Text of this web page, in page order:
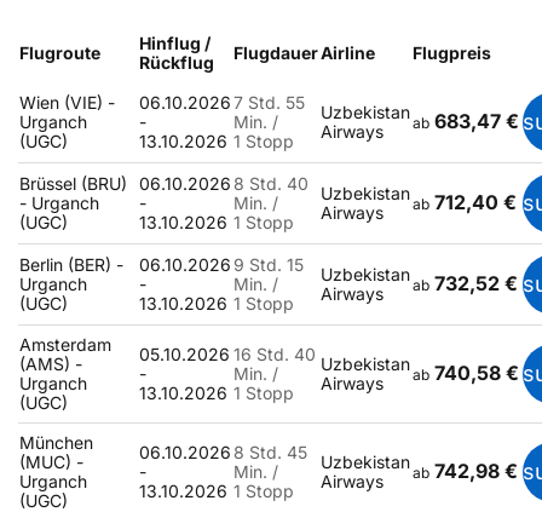
Flugroute
Hinflug /
Rückflug
FlugdauerAirline Flugpreis
Wien (VIE) -
Urganch
(UGC)
06.10.2026
-
13.10.2026
7 Std. 55
Min. /
1 Stopp
Uzbekistan
Airways
ab 683,47 €
Brüssel (BRU)
- Urganch
(UGC)
06.10.2026
-
13.10.2026
8 Std. 40
Min. /
1 Stopp
Uzbekistan
Airways
ab 712,40 €
Berlin (BER) -
Urganch
(UGC)
06.10.2026
-
13.10.2026
9 Std. 15
Min. /
1 Stopp
Uzbekistan
Airways
ab 732,52 €
Amsterdam
(AMS) -
Urganch
(UGC)
05.10.2026
-
13.10.2026
16 Std. 40
Min. /
1 Stopp
Uzbekistan
Airways
ab 740,58 €
München
(MUC) -
Urganch
(UGC)
06.10.2026
-
13.10.2026
8 Std. 45
Min. /
1 Stopp
Uzbekistan
Airways
ab 742,98 €